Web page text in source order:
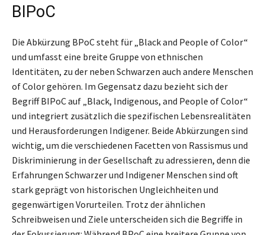
BIPoC
Die Abkürzung BPoC steht für „Black and People of Color“
und umfasst eine breite Gruppe von ethnischen
Identitäten, zu der neben Schwarzen auch andere Menschen
of Color gehören. Im Gegensatz dazu bezieht sich der
Begriff BIPoC auf „Black, Indigenous, and People of Color“
und integriert zusätzlich die spezifischen Lebensrealitäten
und Herausforderungen Indigener. Beide Abkürzungen sind
wichtig, um die verschiedenen Facetten von Rassismus und
Diskriminierung in der Gesellschaft zu adressieren, denn die
Erfahrungen Schwarzer und Indigener Menschen sind oft
stark geprägt von historischen Ungleichheiten und
gegenwärtigen Vorurteilen. Trotz der ähnlichen
Schreibweisen und Ziele unterscheiden sich die Begriffe in